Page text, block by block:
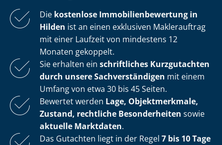
Die kostenlose Im­mo­bi­li­en­be­wer­tung in
Hilden ist an einen exklusiven Maklerauftrag
mit einer Laufzeit von mindestens 12
Monaten gekoppelt.
Sie erhalten ein schriftliches Kurzgutachten
durch unsere Sach­ver­stän­di­gen mit einem
Umfang von etwa 30 bis 45 Seiten.
Bewertet werden Lage, Objektmerkmale,
Zustand, rechtliche Besonderheiten sowie
aktuelle Marktdaten.
Das Gutachten liegt in der Regel 7 bis 10 Tage